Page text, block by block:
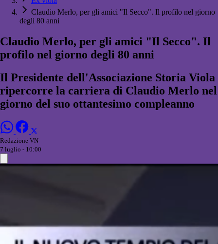
Claudio Merlo, per gli amici "Il Secco". Il profilo nel giorno
degli 80 anni
Claudio Merlo, per gli amici "Il Secco". Il
profilo nel giorno degli 80 anni
Il Presidente dell'Associazione Storia Viola
ripercorre la carriera di Claudio Merlo nel
giorno del suo ottantesimo compleanno
Redazione VN
7 luglio - 10:00